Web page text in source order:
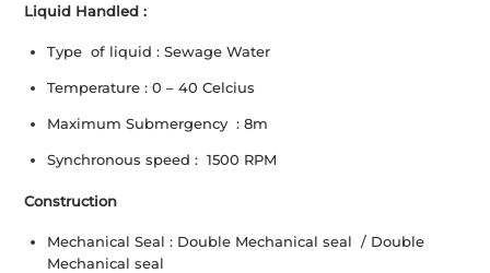
Liquid Handled :
Type of liquid : Sewage Water
Temperature : 0 – 40 Celcius
Maximum Submergency : 8m
Synchronous speed : 1500 RPM
Construction
Mechanical Seal : Double Mechanical seal / Double
Mechanical seal